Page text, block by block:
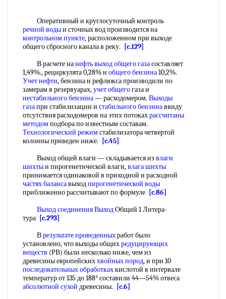
Оперативный и круглосуточный контроль
речной водыи сточных вод производится на
контрольном пункте, расположенном при выходе
общего сбросного канала в реку.
[c.129]
В расчете нанефть выходобщего газасоставляет
1,49%., рециркулята 0,28% и общего бензина10,2%.
Учет нефти, бензина и рефлюкса производили по
замерам в резервуарах,учет общегогаза и
нестабильного бензина— расходомером. Выходы
газапри стабилизации и стабильного бензинаввиду
отсутствия расходомеров на этих потокахрассчитаны
методомподбора по известным составам.
Технологический режимстабилизатора четвертой
колонны приведен ниже.
[c.45]
Выход общей влаги — складывается из влаги
шихтыи пирогенетической влаги,влага шихты
принимается одинаковой в приходной и расходной
частях балансавыходпирогенетической воды
приближенно рассчитывают по формуле [c.86]
Выход соединения ВыходОбщий 1 Литера-
тура [c.293]
Врезультате проведенныхработ было
установлено, что выходы общихредуцирующих
веществ (РВ) были несколько ниже, чем из
древесины европейскиххвойных пород, и при 10
последовательных обработкахкислотой в интервале
температур от 135 до 188° составили 44—54% отвеса
абсолютной сухой древесины.
[c.6]